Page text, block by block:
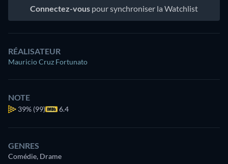
Connectez-vous pour synchroniser la Watchlist
RÉALISATEUR
Mauricio Cruz Fortunato
NOTE
39% (99) 6.4
GENRES
Comédie, Drame